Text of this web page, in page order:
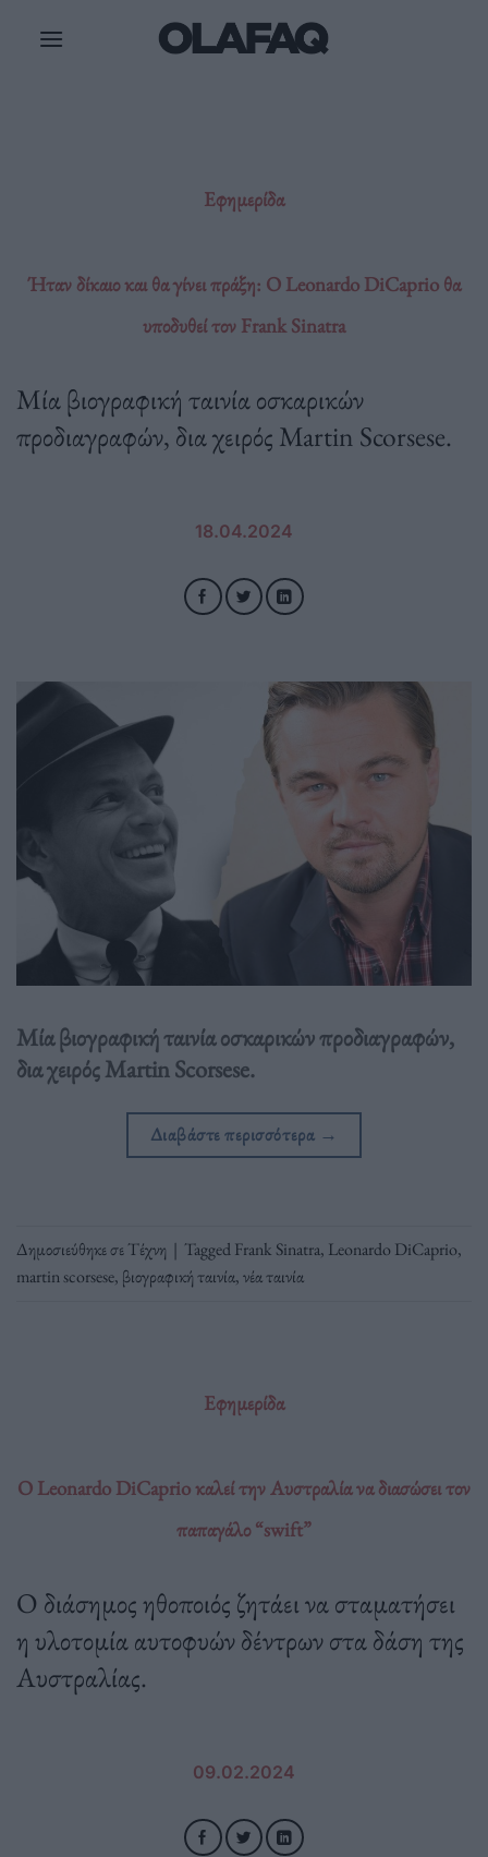
Εφημερίδα
Ήταν δίκαιο και θα γίνει πράξη: Ο Leonardo DiCaprio θα
υποδυθεί τον Frank Sinatra
Μία βιογραφική ταινία οσκαρικών
προδιαγραφών, δια χειρός Martin Scorsese.
18.04.2024
Μία βιογραφική ταινία οσκαρικών προδιαγραφών,
δια χειρός Martin Scorsese.
Διαβάστε περισσότερα →
Δημοσιεύθηκε σεΤέχνη | TaggedFrank Sinatra, Leonardo DiCaprio,
martin scorsese, βιογραφική ταινία,νέα ταινία
Εφημερίδα
Ο Leonardo DiCaprio καλεί την Αυστραλία να διασώσει τον
παπαγάλο “swift”
Ο διάσημος ηθοποιός ζητάει να σταματήσει
η υλοτομία αυτοφυών δέντρων στα δάση της
Αυστραλίας.
09.02.2024